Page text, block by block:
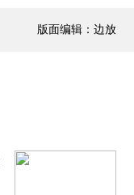
版面编辑：边放